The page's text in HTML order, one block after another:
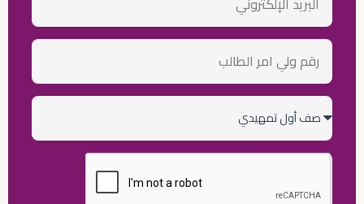
رقم
ولي
أمر
الطالب
الصف
الدراسي